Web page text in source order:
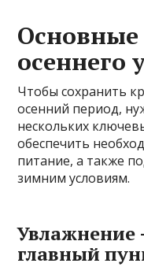
Основные
осеннего
Чтобы сохранить
осенний период,
нескольких
обеспечить
питание, а также
зимним условиям.
главный